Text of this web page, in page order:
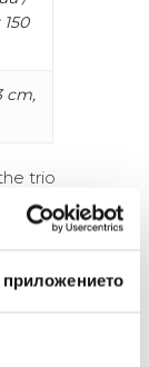
приложението
cm,
trio
includes
it takes
ЗА ДОМА И